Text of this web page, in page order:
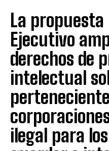
La propuesta
Ejecutivo
derechos de
intelectual
ilegal para